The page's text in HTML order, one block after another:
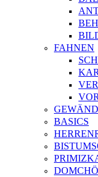
FAHNEN
BASICS